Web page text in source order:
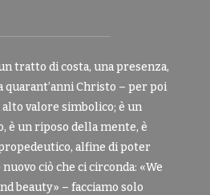
tratto di costa, una presenza,
quarant’anni Christo – per poi
valore simbolico; è un
è un riposo della mente, è
alfine di poter
ciò che ci circonda: «We
beauty» – facciamo solo